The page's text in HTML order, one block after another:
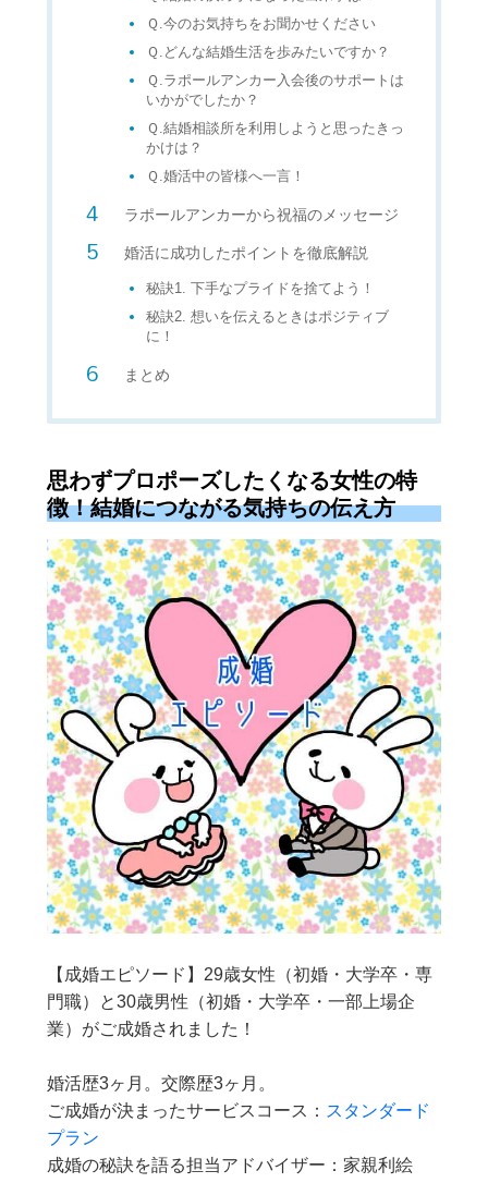
Ｑ.今のお気持ちをお聞かせください
Ｑ.どんな結婚生活を歩みたいですか？
Ｑ.ラポールアンカー入会後のサポートは
いかがでしたか？
Ｑ.結婚相談所を利用しようと思ったきっ
かけは？
Ｑ.婚活中の皆様へ一言！
ラポールアンカーから祝福のメッセージ
婚活に成功したポイントを徹底解説
秘訣1. 下手なプライドを捨てよう！
秘訣2. 想いを伝えるときはポジティブ
に！
まとめ
思わずプロポーズしたくなる女性の特
徴！結婚につながる気持ちの伝え方
【成婚エピソード】29歳女性（初婚・大学卒・専
門職）と30歳男性（初婚・大学卒・一部上場企
業）がご成婚されました！
婚活歴3ヶ月。交際歴3ヶ月。
ご成婚が決まったサービスコース： スタンダード
プラン
成婚の秘訣を語る担当アドバイザー：家親利絵